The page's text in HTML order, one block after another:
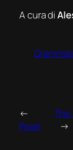
A cura di
←
Pearl
→